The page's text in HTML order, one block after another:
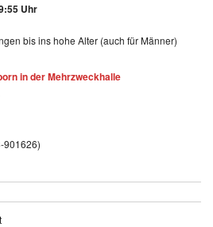
Uhr
bis ins hohe Alter (auch für Männer)
in der Mehrzweckhalle
901626)